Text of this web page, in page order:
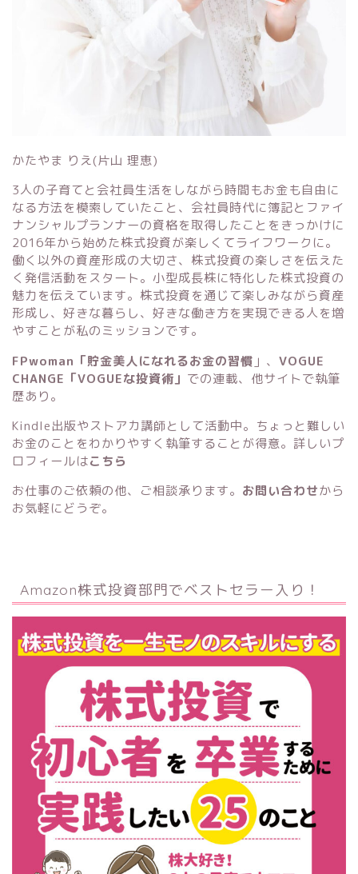
かたやま りえ(片山 理恵)
3人の子育てと会社員生活をしながら時間もお金も自由に
なる方法を模索していたこと、会社員時代に簿記とファイ
ナンシャルプランナーの資格を取得したことをきっかけに
2016年から始めた株式投資が楽しくてライフワークに。
働く以外の資産形成の大切さ、株式投資の楽しさを伝えた
く発信活動をスタート。小型成長株に特化した株式投資の
魅力を伝えています。株式投資を通じて楽しみながら資産
形成し、好きな暮らし、好きな働き方を実現できる人を増
やすことが私のミッションです。
FPwoman「貯金美人になれるお金の習慣 」 、 VOGUE
CHANGE「VOGUEな投資術」 での連載、他サイトで執筆
歴あり。
Kindle出版やストアカ講師として活動中。ちょっと難しい
お金のことをわかりやすく執筆することが得意。詳しいプ
ロフィールはこちら
お仕事のご依頼の他、ご相談承ります。 お問い合わせから
お気軽にどうぞ。
Amazon株式投資部門でベストセラー入り！